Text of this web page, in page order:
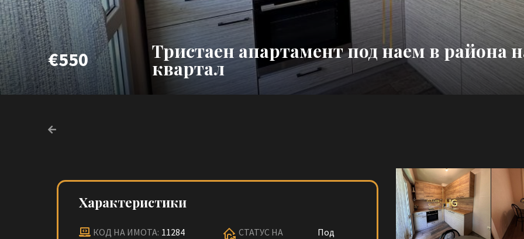
€550 Тристаен апартамент под наем в района
квартал
Характеристики
КОД НА ИМОТА: 11284
СТАТУС НА
Под